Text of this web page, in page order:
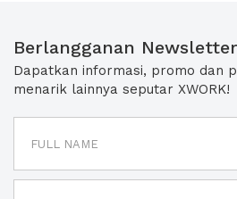
Berlangganan
Dapatkan informasi, promo dan
menarik lainnya seputar XWORK!